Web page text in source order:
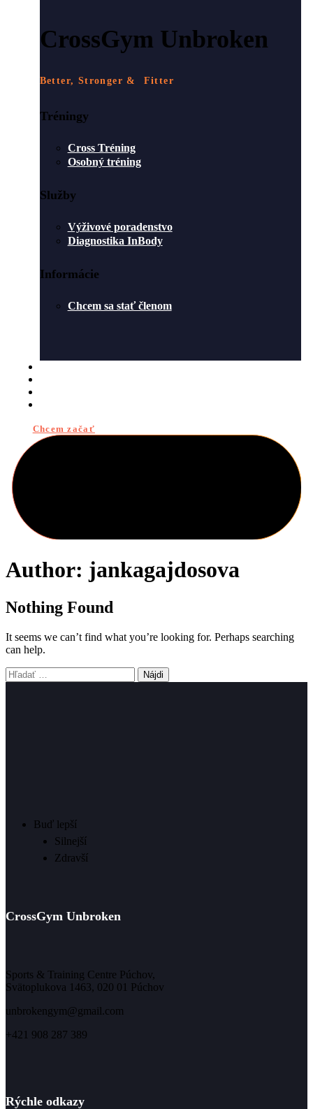
CrossGym Unbroken
Better, Stronger & Fitter
Tréningy
Cross Tréning
Osobný tréning
Služby
Výživové poradenstvo
Diagnostika InBody
Informácie
Chcem sa stať členom
Chcem začať
Author: jankagajdosova
Nothing Found
It seems we can’t find what you’re looking for. Perhaps searching
can help.
Hľadať:
Buď lepší
Silnejší
Zdravší
CrossGym Unbroken
Sports & Training Centre Púchov,
Svätoplukova 1463, 020 01 Púchov
unbrokengym@gmail.com
+421 908 287 389
Rýchle odkazy